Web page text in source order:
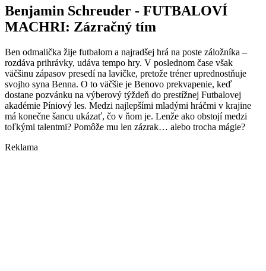
Benjamin Schreuder - FUTBALOVÍ
MACHRI: Zázračný tím
Ben odmalička žije futbalom a najradšej hrá na poste záložníka –
rozdáva prihrávky, udáva tempo hry. V poslednom čase však
väčšinu zápasov presedí na lavičke, pretože tréner uprednostňuje
svojho syna Benna. O to väčšie je Benovo prekvapenie, keď
dostane pozvánku na výberový týždeň do prestížnej Futbalovej
akadémie Píniový les. Medzi najlepšími mladými hráčmi v krajine
má konečne šancu ukázať, čo v ňom je. Lenže ako obstojí medzi
toľkými talentmi? Pomôže mu len zázrak… alebo trocha mágie?
Reklama